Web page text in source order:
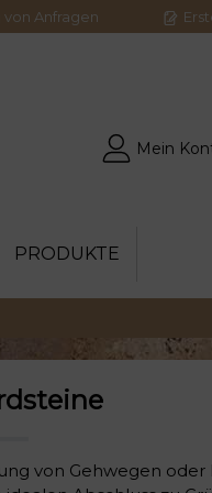
Anfragen
Mein
PRODUKTE
von Gehwegen